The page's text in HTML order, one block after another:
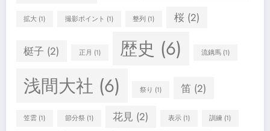
拡大 (1) 撮影ポイント (1) 整列 (1) 桜(2)
梃子 (2) 正月 (1) 歴史 (6) 流鏑馬(1)
浅間大社 (6) 祭り (1) 笛 (2)
笠雲 (1) 節分祭(1) 花見 (2) 表示(1) 訓練 (1)